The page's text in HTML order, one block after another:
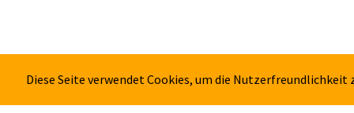
Diese Seite verwendet Cookies, um die